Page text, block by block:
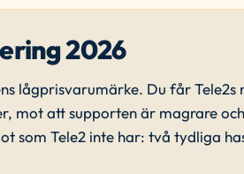
2026
lågprisvarumärke. Du får
mot att supporten är magrare
som Tele2 inte har: två tydliga